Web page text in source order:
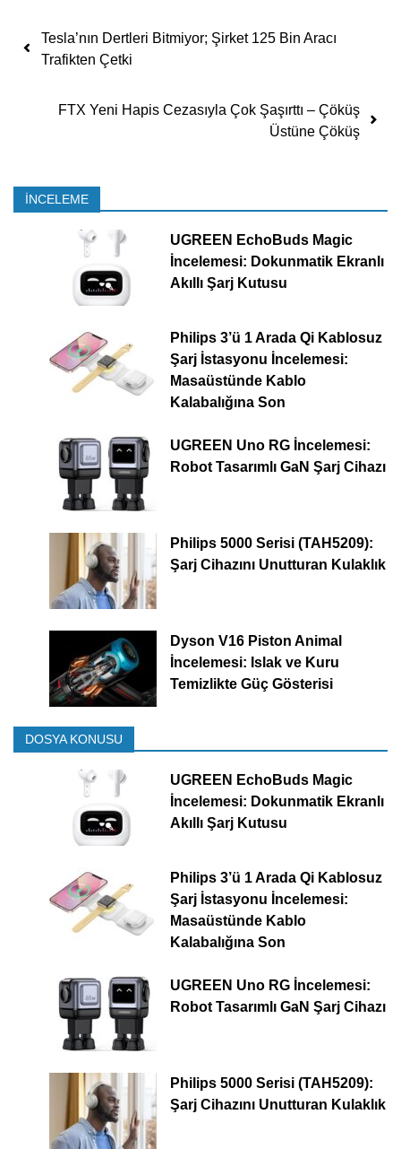
Yazı dolaşımı
Tesla’nın Dertleri Bitmiyor; Şirket 125 Bin Aracı
Trafikten Çetki
FTX Yeni Hapis Cezasıyla Çok Şaşırttı – Çöküş
Üstüne Çöküş
İNCELEME
UGREEN EchoBuds Magic
İncelemesi: Dokunmatik Ekranlı
Akıllı Şarj Kutusu
Philips 3’ü 1 Arada Qi Kablosuz
Şarj İstasyonu İncelemesi:
Masaüstünde Kablo
Kalabalığına Son
UGREEN Uno RG İncelemesi:
Robot Tasarımlı GaN Şarj Cihazı
Philips 5000 Serisi (TAH5209):
Şarj Cihazını Unutturan Kulaklık
Dyson V16 Piston Animal
İncelemesi: Islak ve Kuru
Temizlikte Güç Gösterisi
DOSYA KONUSU
UGREEN EchoBuds Magic
İncelemesi: Dokunmatik Ekranlı
Akıllı Şarj Kutusu
Philips 3’ü 1 Arada Qi Kablosuz
Şarj İstasyonu İncelemesi:
Masaüstünde Kablo
Kalabalığına Son
UGREEN Uno RG İncelemesi:
Robot Tasarımlı GaN Şarj Cihazı
Philips 5000 Serisi (TAH5209):
Şarj Cihazını Unutturan Kulaklık